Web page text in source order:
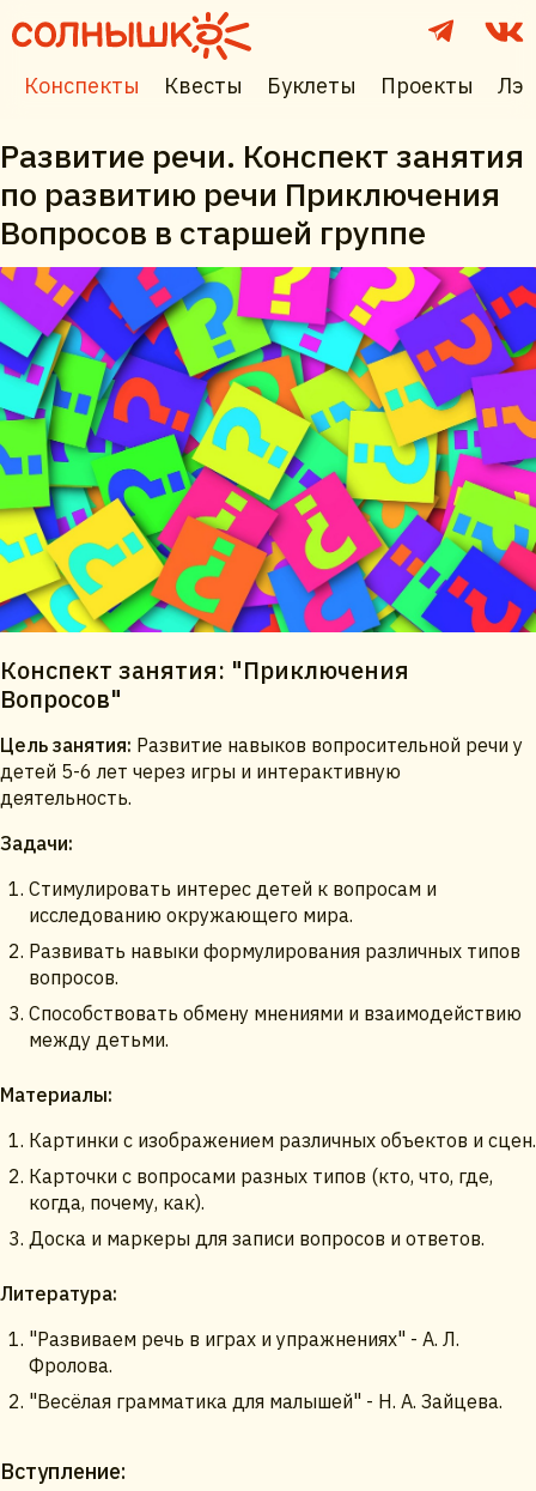
Конспекты Квесты Буклеты Проекты
Развитие речи. Конспект занятия
по развитию речи Приключения
Вопросов в старшей группе
Конспект занятия: "Приключения
Вопросов"
Цель занятия: Развитие навыков вопросительной речи у
детей 5-6 лет через игры и интерактивную
деятельность.
Задачи:
Стимулировать интерес детей к вопросам и
исследованию окружающего мира.
Развивать навыки формулирования различных типов
вопросов.
Способствовать обмену мнениями и взаимодействию
между детьми.
Материалы:
Картинки с изображением различных объектов и сцен.
Карточки с вопросами разных типов (кто, что, где,
когда, почему, как).
Доска и маркеры для записи вопросов и ответов.
Литература:
"Развиваем речь в играх и упражнениях" - А. Л.
Фролова.
"Весёлая грамматика для малышей" - Н. А. Зайцева.
Вступление: